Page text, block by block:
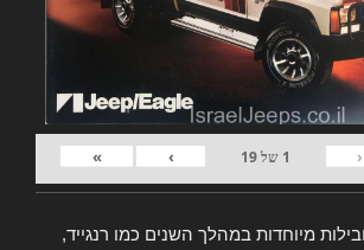
‹
1 של19
›
»
מיוחדות במהלך השנים כמו רנגייד,